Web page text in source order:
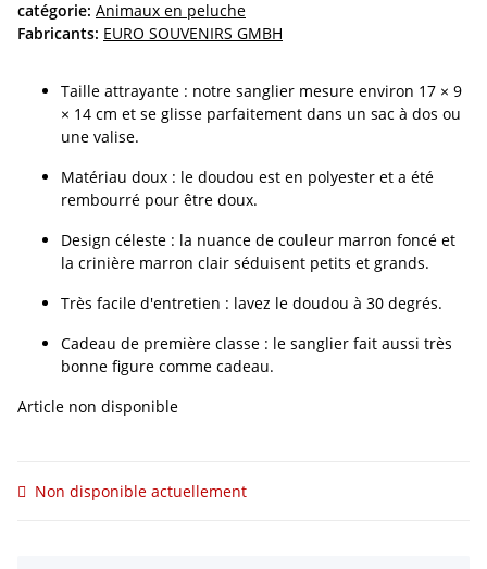
catégorie: Animaux en peluche
Fabricants: EURO SOUVENIRS GMBH
Taille attrayante : notre sanglier mesure environ 17 × 9
× 14 cm et se glisse parfaitement dans un sac à dos ou
une valise.
Matériau doux : le doudou est en polyester et a été
rembourré pour être doux.
Design céleste : la nuance de couleur marron foncé et
la crinière marron clair séduisent petits et grands.
Très facile d'entretien : lavez le doudou à 30 degrés.
Cadeau de première classe : le sanglier fait aussi très
bonne figure comme cadeau.
Article non disponible
Non disponible actuellement